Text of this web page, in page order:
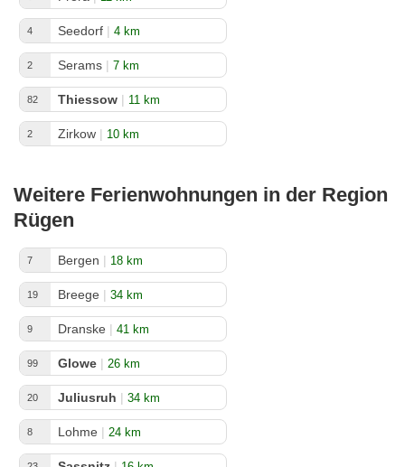
4 Seedorf | 4 km
2 Serams | 7 km
82 Thiessow | 11 km
2 Zirkow | 10 km
Weitere Ferienwohnungen in der Region
Rügen
7 Bergen | 18 km
19 Breege | 34 km
9 Dranske | 41 km
99 Glowe | 26 km
20 Juliusruh | 34 km
8 Lohme | 24 km